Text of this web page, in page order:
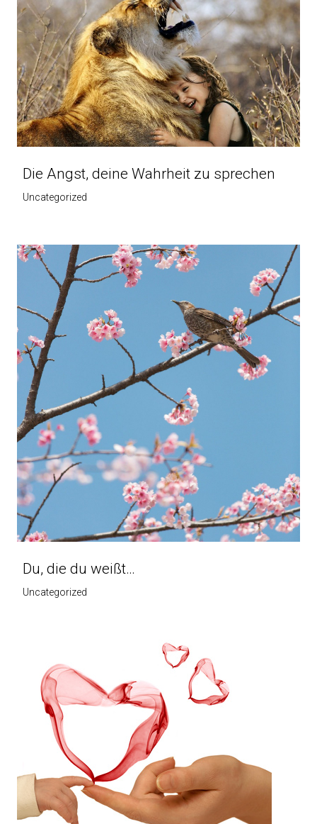
Die Angst, deine Wahrheit zu sprechen
Uncategorized
Du, die du weißt…
Uncategorized